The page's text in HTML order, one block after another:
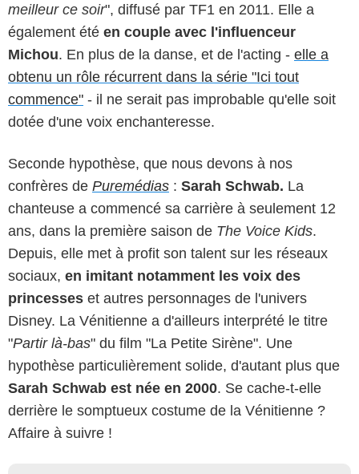
meilleur ce soir", diffusé par TF1 en 2011. Elle a
également été en couple avec l'influenceur
Michou. En plus de la danse, et de l'acting - elle a
obtenu un rôle récurrent dans la série "Ici tout
commence" - il ne serait pas improbable qu'elle soit
dotée d'une voix enchanteresse.
Seconde hypothèse, que nous devons à nos
confrères de Puremédias : Sarah Schwab. La
chanteuse a commencé sa carrière à seulement 12
ans, dans la première saison de The Voice Kids.
Depuis, elle met à profit son talent sur les réseaux
sociaux, en imitant notamment les voix des
princesses et autres personnages de l'univers
Disney. La Vénitienne a d'ailleurs interprété le titre
"Partir là-bas" du film "La Petite Sirène". Une
hypothèse particulièrement solide, d'autant plus que
Sarah Schwab est née en 2000. Se cache-t-elle
derrière le somptueux costume de la Vénitienne ?
Affaire à suivre !